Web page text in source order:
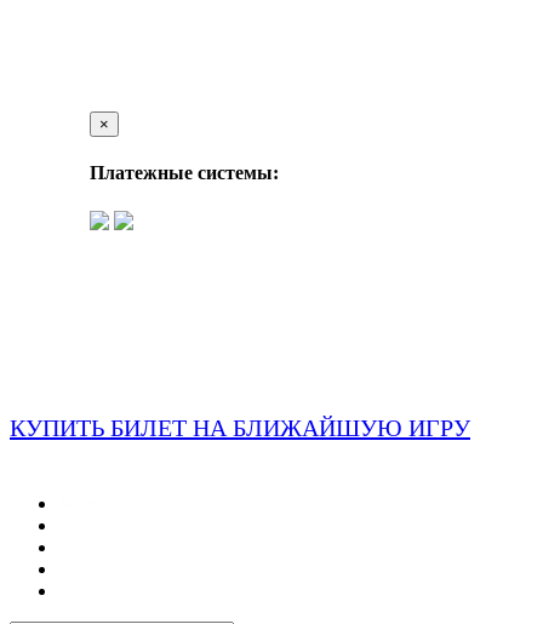
×
Платежные системы:
КУПИТЬ БИЛЕТ НА БЛИЖАЙШУЮ ИГРУ